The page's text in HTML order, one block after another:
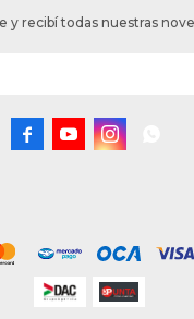
y recibí todas nuestras
  